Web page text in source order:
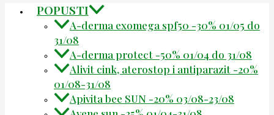
POPUSTI
A-derma exomega spf50 -30% 01/05 do
31/08
A-derma protect -50% 01/04 do 31/08
Alivit cink, aterostop i antiparazit -20%
01/08-31/08
Apivita bee SUN -20% 03/08-23/08